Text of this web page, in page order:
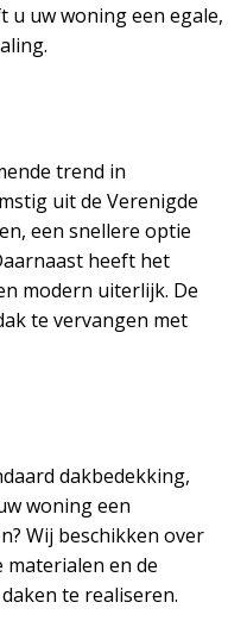
u uw woning een egale,
trend in
uit de Verenigde
een snellere optie
heeft het
modern uiterlijk. De
te vervangen met
dakbedekking,
woning een
Wij beschikken over
materialen en de
te realiseren.